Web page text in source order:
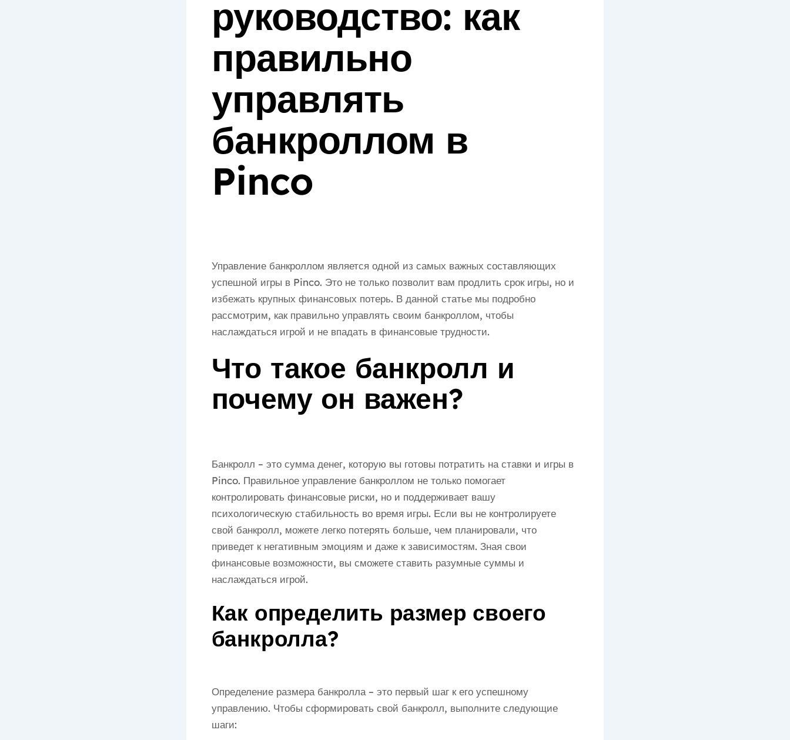
руководство: как
правильно
управлять
банкроллом в
Pinco
Управление банкроллом является одной из самых важных составляющих
успешной игры в Pinco. Это не только позволит вам продлить срок игры, но и
избежать крупных финансовых потерь. В данной статье мы подробно
рассмотрим, как правильно управлять своим банкроллом, чтобы
наслаждаться игрой и не впадать в финансовые трудности.
Что такое банкролл и
почему он важен?
Банкролл – это сумма денег, которую вы готовы потратить на ставки и игры в
Pinco. Правильное управление банкроллом не только помогает
контролировать финансовые риски, но и поддерживает вашу
психологическую стабильность во время игры. Если вы не контролируете
свой банкролл, можете легко потерять больше, чем планировали, что
приведет к негативным эмоциям и даже к зависимостям. Зная свои
финансовые возможности, вы сможете ставить разумные суммы и
наслаждаться игрой.
Как определить размер своего
банкролла?
Определение размера банкролла – это первый шаг к его успешному
управлению. Чтобы сформировать свой банкролл, выполните следующие
шаги: